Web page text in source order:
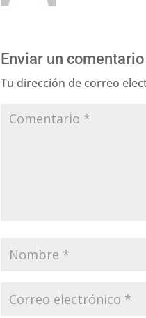
Enviar un comentario
Tu dirección de correo